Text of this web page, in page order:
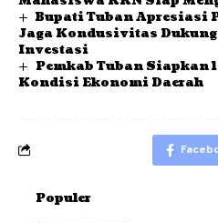
Bupati Tuban Apresiasi
Jaga Kondusivitas
Investasi
Pemkab Tuban Siapkan
Kondisi Ekonomi Daerah
Populer